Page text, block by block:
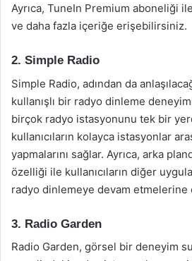
Ayrıca, TuneIn Premium aboneliği
ve daha fazla içeriğe erişebilirsiniz.
2. Simple Radio
Simple Radio, adından da
kullanışlı bir radyo dinleme
birçok radyo istasyonunu tek bir
kullanıcıların kolayca istasyonlar
yapmalarını sağlar. Ayrıca, arka
özelliği ile kullanıcıların diğer
radyo dinlemeye devam etmelerine
3. Radio Garden
Radio Garden, görsel bir deneyim